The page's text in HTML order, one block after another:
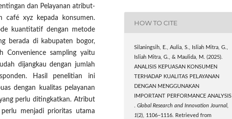
dan Pelayanan atribut-
café xyz kepada konsumen.
kuantitatif dengan metode
berada di kabupaten bogor,
Convenience sampling yaitu
dijangkau dengan jumlah
Hasil penelitian ini
dengan kualitas pelayanan
perlu ditingkatkan. Atribut
menjadi prioritas utama
HOW TO CITE
Silaningsih, E., Aulia, S., Isliah Mitra, G.,
Isliah Mitra, G., & Maulida, M. (2025).
ANALISIS KEPUASAN KONSUMEN
TERHADAP KUALITAS PELAYANAN
DENGAN MENGGUNAKAN
IMPORTANT PERFORMANCE ANALYSIS
.Global Research and Innovation Journal,
1(2), 1106–1116. Retrieved from